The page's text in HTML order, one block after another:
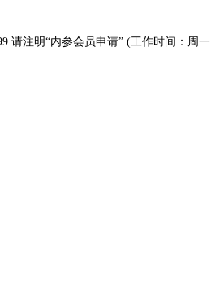
请注明“内参会员申请” (工作时间：周一